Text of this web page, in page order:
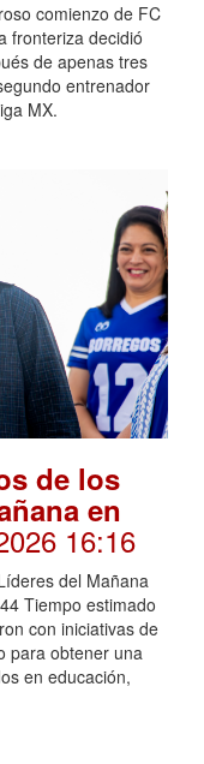
comienzo de FC
fronteriza decidió
de apenas tres
entrenador
MX.
de los
en
16:16
del Mañana
Tiempo estimado
con iniciativas de
para obtener una
en educación,